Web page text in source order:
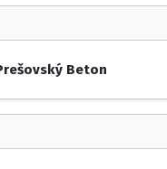
Beton